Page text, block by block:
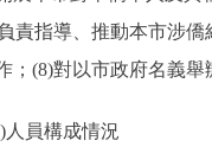
12345網上接訴即辦
責指導、推動本市涉
；(8)對以市政府名義
員構成情況